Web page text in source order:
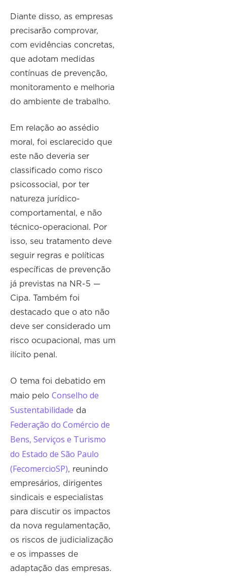
Diante disso, as empresas
precisarão comprovar,
com evidências concretas,
que adotam medidas
contínuas de prevenção,
monitoramento e melhoria
do ambiente de trabalho.
Em relação ao assédio
moral, foi esclarecido que
este não deveria ser
classificado como risco
psicossocial, por ter
natureza jurídico-
comportamental, e não
técnico-operacional. Por
isso, seu tratamento deve
seguir regras e políticas
específicas de prevenção
já previstas na NR-5 —
Cipa. Também foi
destacado que o ato não
deve ser considerado um
risco ocupacional, mas um
ilícito penal.
O tema foi debatido em
maio peloConselho de
Sustentabilidade da
Federação do Comércio de
Bens, Serviços e Turismo
do Estado de São Paulo
(FecomercioSP), reunindo
empresários, dirigentes
sindicais e especialistas
para discutir os impactos
da nova regulamentação,
os riscos de judicialização
e os impasses de
adaptação das empresas.